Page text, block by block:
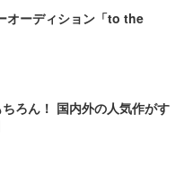
オーディション「to the
ろん！ 国内外の人気作がす